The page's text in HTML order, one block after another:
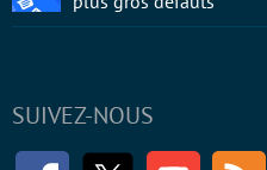
SUIVEZ-NOUS
FacebookTwitter Youtube